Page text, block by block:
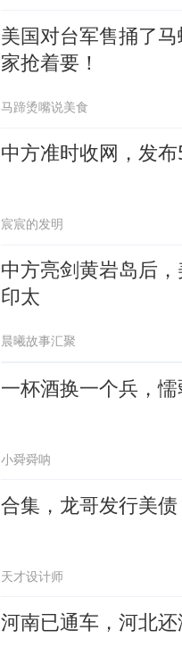
美国对台军售捅了
家抢着要！
马蹄烫嘴说美食
中方准时收网，发
宸宸的发明
中方亮剑黄岩岛后
印太
晨曦故事汇聚
一杯酒换一个兵，
小舜舜呐
合集，龙哥发行美
天才设计师
河南已通车，河北